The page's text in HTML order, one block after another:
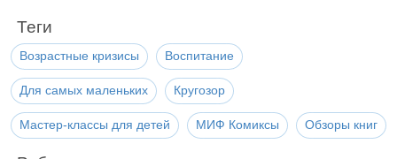
Теги
Возрастные кризисы Воспитание
Для самых маленьких Кругозор
Мастер-классы для детей МИФ Комиксы Обзоры книг